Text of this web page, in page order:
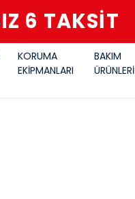
6 TAKSİT
KORUMA
EKİPMANLARI
BAKIM
ÜRÜNLERİ